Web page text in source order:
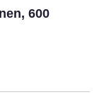
600